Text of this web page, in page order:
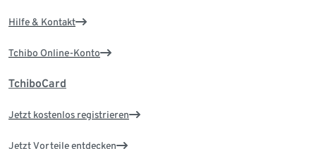
Hilfe & Kontakt
Tchibo Online-Konto
TchiboCard
Jetzt kostenlos registrieren
Jetzt Vorteile entdecken